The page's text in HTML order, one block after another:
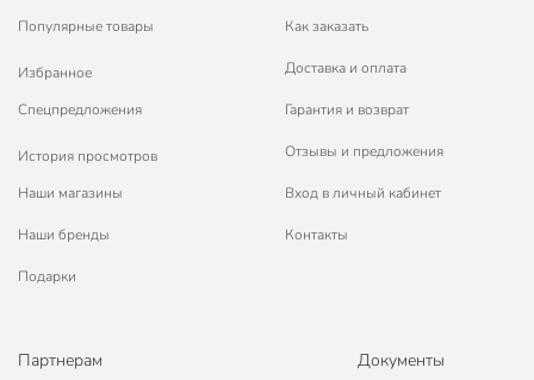
Популярные товары
Избранное
Спецпредложения
История просмотров
Наши магазины
Наши бренды
Подарки
Как заказать
Доставка и оплата
Гарантия и возврат
Отзывы и предложения
Вход в личный кабинет
Контакты
Партнерам Документы